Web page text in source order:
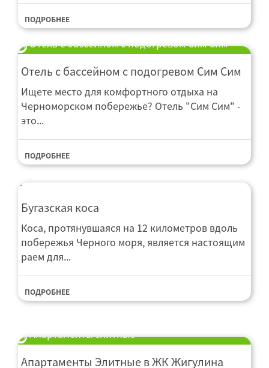
ПОДРОБНЕЕ
Отель с бассейном с подогревом Сим Сим
Отель с бассейном с подогревом Сим Сим
Ищете место для комфортного отдыха на
Черноморском побережье? Отель "Сим Сим" -
это...
ПОДРОБНЕЕ
Бугазская коса
Коса, протянувшаяся на 12 километров вдоль
побережья Черного моря, является настоящим
раем для...
ПОДРОБНЕЕ
Мельница
Murska
Оборудование для плющения
Апартаменты элитные
Апартаменты Элитные в ЖК Жигулина